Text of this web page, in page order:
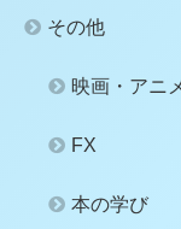
その他
映画・アニ
FX
本の学び